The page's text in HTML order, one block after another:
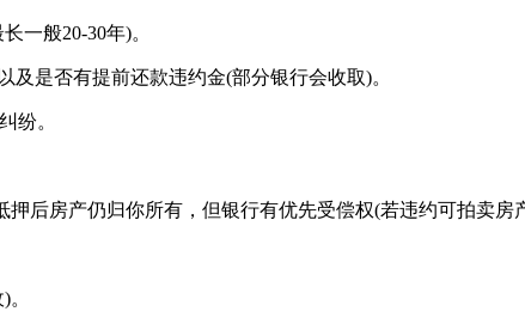
一般20-30年)。
是否有提前还款违约金(部分银行会收取)。
纷。
后房产仍归你所有，但银行有优先受偿权(若违约可拍卖房